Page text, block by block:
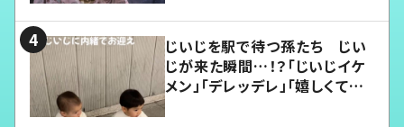
じいじを駅で待つ孫たち じい
じが来た瞬間…！？「じいじイケ
メン」「デレッデレ」「嬉しくて可